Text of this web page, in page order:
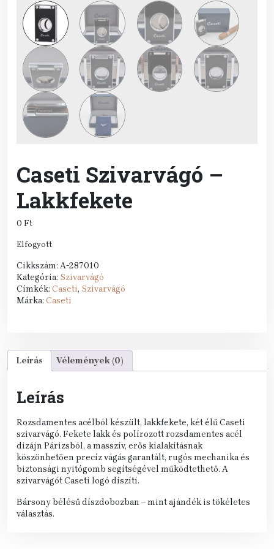
Caseti Szivarvágó –
Lakkfekete
0 Ft
Elfogyott
Cikkszám: A-287010
Kategória: Szivarvágó
Címkék: Caseti, Szivarvágó
Márka: Caseti
Leírás Vélemények (0)
Leírás
Rozsdamentes acélból készült, lakkfekete, két élű Caseti
szivarvágó. Fekete lakk és polírozott rozsdamentes acél
dizájn Párizsból, a masszív, erős kialakításnak
köszönhetően precíz vágás garantált, rugós mechanika és
biztonsági nyitógomb segítségével működtethető. A
szivarvágót Caseti logó díszíti.
Bársony bélésű díszdobozban – mint ajándék is tökéletes
választás.